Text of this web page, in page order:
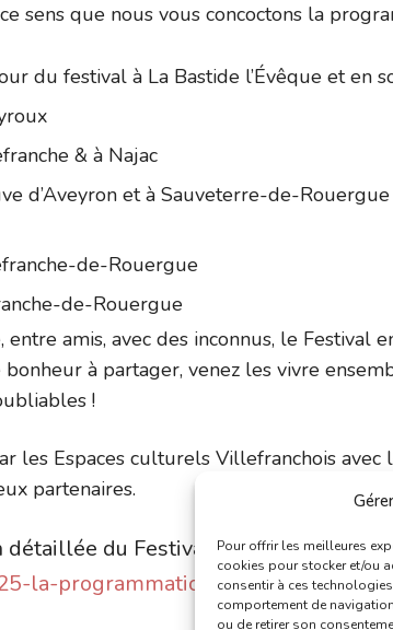
Pour offrir les meilleures
cookies pour stocker et/ou
consentir à ces
comportement de
ou de retirer son
sens que nous vous concoctons la
du festival à La Bastide l’Évêque et en
& à Najac
d’Aveyron et à Sauveterre-de-
de-Rouergue
de-Rouergue
amis, avec des inconnus, le Festival
à partager, venez les vivre
!
les Espaces culturels Villefranchois
partenaires.
du Festival en Bastides
la-programmation-en-details/